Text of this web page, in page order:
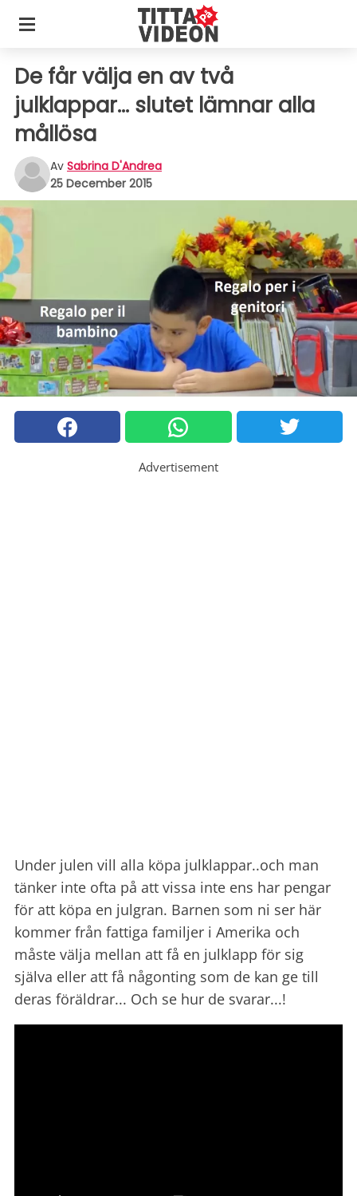
De får välja en av två
julklappar... slutet lämnar alla
mållösa
Av Sabrina D'Andrea
25 December 2015
Advertisement
Under julen vill alla köpa julklappar..och man
tänker inte ofta på att vissa inte ens har pengar
för att köpa en julgran. Barnen som ni ser här
kommer från fattiga familjer i Amerika och
måste välja mellan att få en julklapp för sig
själva eller att få någonting som de kan ge till
deras föräldrar... Och se hur de svarar...!